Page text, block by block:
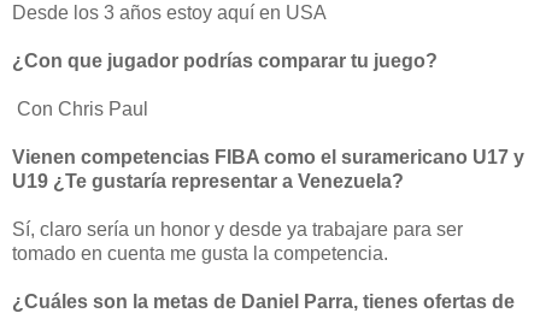
Desde los 3 años estoy aquí en USA
¿Con que jugador podrías comparar tu juego?
Con Chris Paul
Vienen competencias FIBA como el suramericano U17 y
U19 ¿Te gustaría representar a Venezuela?
Sí, claro sería un honor y desde ya trabajare para ser
tomado en cuenta me gusta la competencia.
¿Cuáles son la metas de Daniel Parra, tienes ofertas de